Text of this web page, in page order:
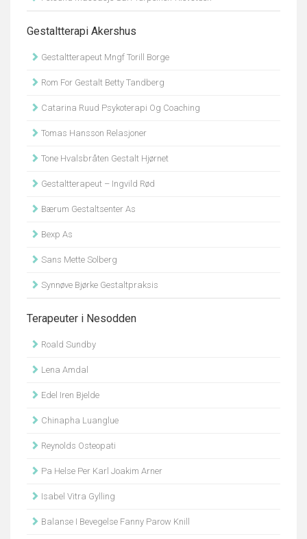
Gestaltterapi Akershus
Gestaltterapeut Mngf Torill Borge
Rom For Gestalt Betty Tandberg
Catarina Ruud Psykoterapi Og Coaching
Tomas Hansson Relasjoner
Tone Hvalsbråten Gestalt Hjørnet
Gestaltterapeut – Ingvild Rød
Bærum Gestaltsenter As
Bexp As
Sans Mette Solberg
Synnøve Bjørke Gestaltpraksis
Terapeuter i Nesodden
Roald Sundby
Lena Amdal
Edel Iren Bjelde
Chinapha Luanglue
Reynolds Osteopati
Pa Helse Per Karl Joakim Arner
Isabel Vitra Gylling
Balanse I Bevegelse Fanny Parow Knill